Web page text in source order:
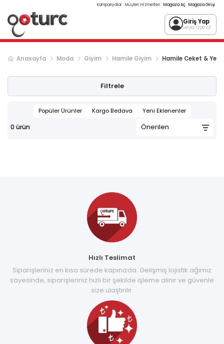
Kampanyalar Müşteri Hizmetleri Mağaza Aç Mağaza Girişi
Giriş Yap
veya üye ol
Anasayfa Moda Giyim Hamile Giyim Hamile Ceket &
Filtrele
Popüler Ürünler Kargo Bedava Yeni Eklenenler
0 ürün
Hızlı Teslimat
Siparişleriniz en kısa sürede kapınızda. Gelişmiş lojistik ağımız
sayesinde, siparişleriniz hızlı bir şekilde işleme alınır ve güvenle
size ulaştırılır.